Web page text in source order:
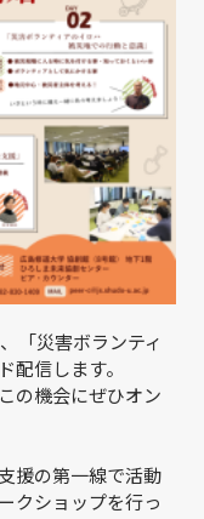
「災害ボランティ
配信します。
の機会にぜひオン
援の第一線で活動
クショップを行っ